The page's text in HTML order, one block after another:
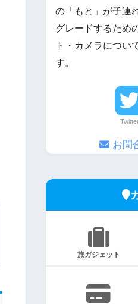
の「もと」が子連
グレードするため
ト・カメラについ
す。
お問
旅ガジェット